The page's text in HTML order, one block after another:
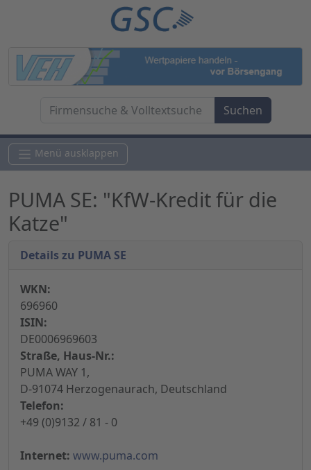
Menü ausklappen
PUMA SE: "KfW-Kredit für die
Katze"
Details zu PUMA SE
WKN:
696960
ISIN:
DE0006969603
Straße, Haus-Nr.:
PUMA WAY 1,
D-91074 Herzogenaurach, Deutschland
Telefon:
+49 (0)9132 / 81 - 0
Internet: www.puma.com